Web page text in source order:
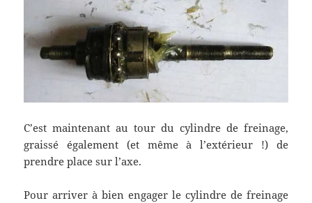
C’est maintenant au tour du cylindre de freinage,
graissé également (et même à l’extérieur !) de
prendre place sur l’axe.
Pour arriver à bien engager le cylindre de freinage